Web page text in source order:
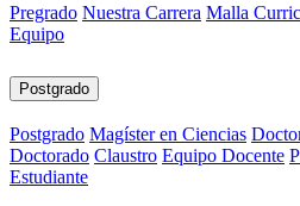
Pregrado Nuestra Carrera Malla
Equipo
Postgrado
Postgrado Magíster en Ciencias
Doctorado Claustro Equipo Docente
Estudiante